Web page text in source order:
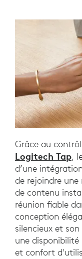
Grâce au
Logitech Tap,
d’une
de rejoindre
de contenu
réunion fiable
conception
silencieux et
une
et confort